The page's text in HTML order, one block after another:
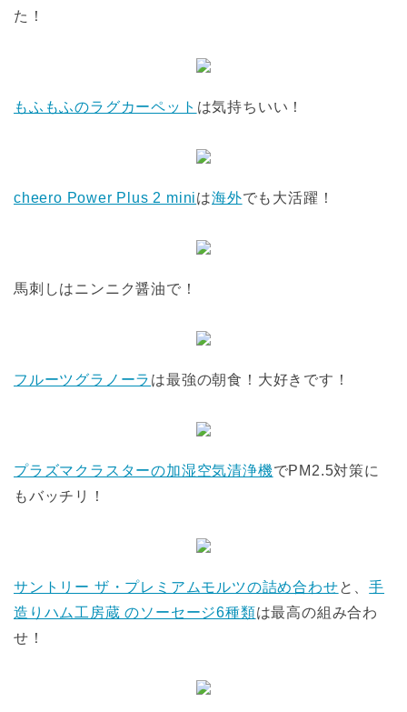
た！
もふもふのラグカーペット は気持ちいい！
cheero Power Plus 2 miniは海外でも大活躍！
馬刺しはニンニク醤油で！
フルーツグラノーラ は最強の朝食！大好きです！
プラズマクラスターの加湿空気清浄機でPM2.5対策に
もバッチリ！
サントリー ザ・プレミアムモルツの詰め合わせと、手
造りハム工房蔵 のソーセージ6種類は最高の組み合わ
せ！